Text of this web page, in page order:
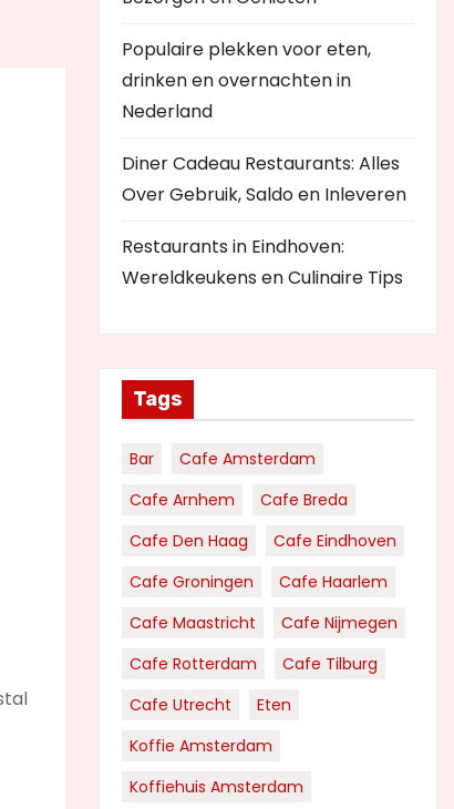
Populaire plekken voor eten,
drinken en overnachten in
Nederland
Diner Cadeau Restaurants: Alles
Over Gebruik, Saldo en Inleveren
Restaurants in Eindhoven:
Wereldkeukens en Culinaire Tips
Tags
Bar
Cafe Amsterdam
Cafe Arnhem
Cafe Breda
Cafe Den Haag
Cafe Eindhoven
Cafe Groningen
Cafe Haarlem
Cafe Maastricht
Cafe Nijmegen
Cafe Rotterdam
Cafe Tilburg
Cafe Utrecht
Eten
Koffie Amsterdam
Koffiehuis Amsterdam